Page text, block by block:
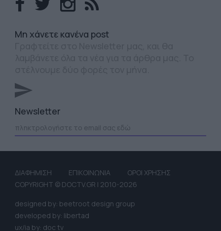
Mη χάνετε κανένα post
Newsletter
ΔΙΑΦΗΜΙΣΗ ΕΠΙΚΟΙΝΩΝΙΑ
ΟΡΟΙ ΧΡΗΣΗΣ
COPYRIGHT © DOCTV.GR | 2010-2026
designed by: beetroot design group
developed by: libertad
ux/ia by: doc tv